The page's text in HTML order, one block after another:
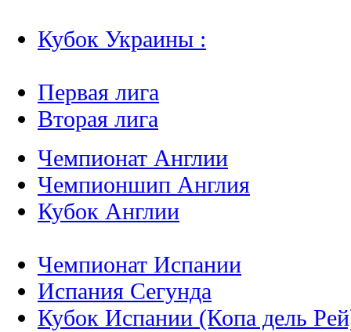
Кубок Украины :
Первая лига
Вторая лига
Чемпионат Англии
Чемпионшип Англия
Кубок Англии
Чемпионат Испании
Испания Сегунда
Кубок Испании (Копа дель